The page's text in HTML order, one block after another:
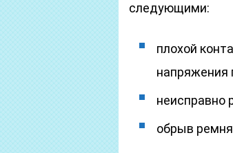
следующими:
плохой
напряжения
неисправно
обрыв